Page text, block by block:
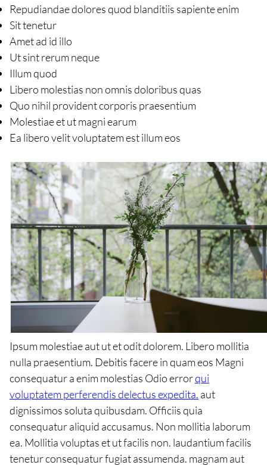
Repudiandae dolores quod blanditiis sapiente enim
Sit tenetur
Amet ad id illo
Ut sint rerum neque
Illum quod
Libero molestias non omnis doloribus quas
Quo nihil provident corporis praesentium
Molestiae et ut magni earum
Ea libero velit voluptatem est illum eos
Ipsum molestiae aut ut et odit dolorem. Libero mollitia
nulla praesentium. Debitis facere in quam eos Magni
consequatur a enim molestias Odio errorqui
voluptatem perferendis delectus expedita. aut
dignissimos soluta quibusdam. Officiis quia
consequatur aliquid accusamus. Non mollitia laborum
ea. Mollitia voluptas et ut facilis non. laudantium facilis
tenetur consequatur fugiat assumenda. magnam aut